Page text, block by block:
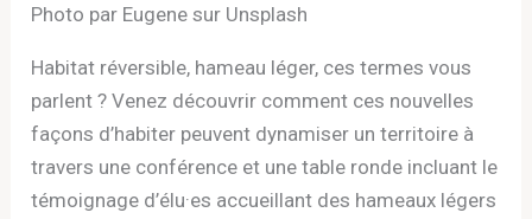
Photo par Eugene sur Unsplash
Habitat réversible, hameau léger, ces termes vous
parlent ? Venez découvrir comment ces nouvelles
façons d’habiter peuvent dynamiser un territoire à
travers une conférence et une table ronde incluant le
témoignage d’élu·es accueillant des hameaux légers